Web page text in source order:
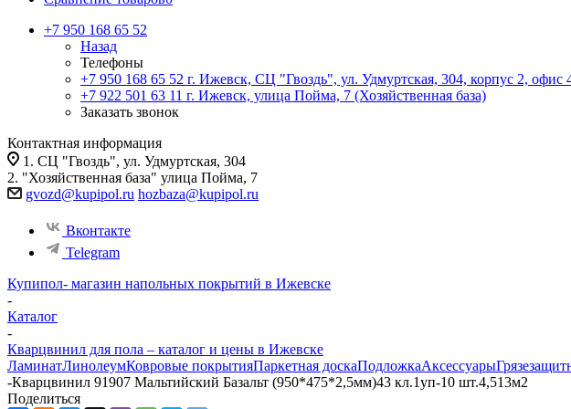
+7 950 168 65 52
Назад
Телефоны
+7 950 168 65 52 г. Ижевск, СЦ "Гвоздь", ул. Удмуртская, 304, корпус 2, офис
+7 922 501 63 11 г. Ижевск, улица Пойма, 7 (Хозяйственная база)
Заказать звонок
Контактная информация
1. СЦ "Гвоздь", ул. Удмуртская, 304
2. "Хозяйственная база" улица Пойма, 7
gvozd@kupipol.ru hozbaza@kupipol.ru
Вконтакте
Telegram
Купипол- магазин напольных покрытий в Ижевске
-
Каталог
-
Кварцвинил для пола – каталог и цены в Ижевске
ЛаминатЛинолеумКовровые покрытияПаркетная доскаПодложкаАксессуары
-Кварцвинил 91907 Мальтийский Базальт (950*475*2,5мм)43 кл.1уп-10 шт.4,513м2
Поделиться